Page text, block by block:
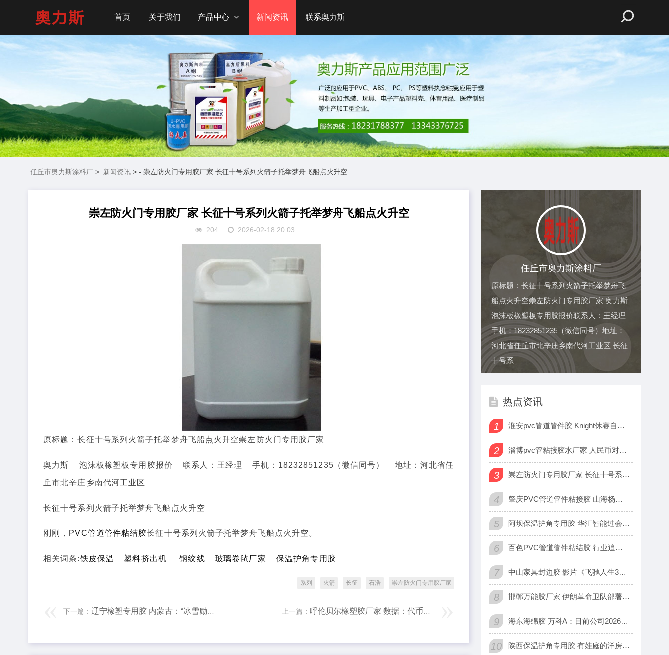
首页 关于我们 产品中心 新闻资讯 联系奥力斯
任丘市奥力斯涂料厂 > 新闻资讯 > - 崇左防火门专用胶厂家 长征十号系列火箭子托举梦舟飞船点火升空
崇左防火门专用胶厂家 长征十号系列火箭子托举梦舟飞船点火升空
204 2026-02-18 20:03
原标题：长征十号系列火箭子托举梦舟飞船点火升空崇左防火门专用胶厂家
奥力斯 泡沫板橡塑板专用胶报价 联系人：王经理 手机：18232851235（微信同号） 地址：河北省任
丘市北辛庄乡南代河工业区
长征十号系列火箭子托举梦舟飞船点火升空
刚刚， PVC管道管件粘结胶长征十号系列火箭子托举梦舟飞船点火升空。
相关词条:铁皮保温 塑料挤出机 钢绞线 玻璃卷毡厂家 保温护角专用胶
系列 火箭 长征 石浩 崇左防火门专用胶厂家
下一篇： 辽宁橡塑专用胶 内蒙古：“冰雪励行”全民成长计划让大众共赴冰雪之约 上一篇： 呼伦贝尔橡塑胶厂家 数据：代币化大宗商品市值已突破 60 亿美元
任丘市奥力斯涂料厂
原标题：长征十号系列火箭子托举梦舟飞
船点火升空崇左防火门专用胶厂家 奥力斯
泡沫板橡塑板专用胶报价联系人：王经理
手机：18232851235（微信同号）地址：
河北省任丘市北辛庄乡南代河工业区 长征
十号系
热点资讯
1 淮安pvc管道管件胶 Knight休赛自证，“手其随”火了！
2 淄博pvc管粘接胶水厂家 人民币对美元中间价报6.9570
3 崇左防火门专用胶厂家 长征十号系列火箭子托举梦舟飞船点火升空
4 肇庆PVC管道管件粘接胶 山海杨阳：金银抄底成功，接下来看数
5 阿坝保温护角专用胶 华汇智能过会：今年IPO过关17 国泰海
6 百色PVC管道管件粘结胶 行业追踪|石油化工市场（2月23日
7 中山家具封边胶 影片《飞驰人生3》票房突破20亿元
8 邯郸万能胶厂家 伊朗革命卫队部署新型弹道弹 射程达2000公
9 海东海绵胶 万科A：目前公司2026年仍面临到期公开债计14
10 陕西保温护角专用胶 有娃庭的洋房阳光客厅，百吋电视这样挑，兼